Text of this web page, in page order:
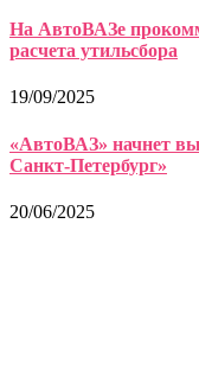
На АвтоВАЗе
расчета утильсбора
19/09/2025
«АвтоВАЗ» начнет
Санкт-Петербург»
20/06/2025